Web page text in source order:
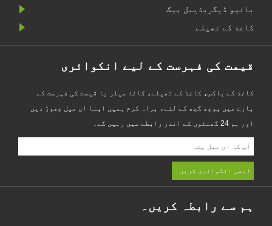
بائیو ڈیگریڈیبل بیگ
کاغذ کے تھیلے
قیمت کی فہرست کے لیے انکوائری
کاغذ کے باکس، کاغذ کے تھیلے، کاغذ میلر یا قیمت کی فہرست کے
بارے میں پوچھ گچھ کے لئے، براہ کرم ہمیں اپنا ای میل چھوڑ دیں
اور ہم 24 گھنٹوں کے اندر رابطے میں رہیں گے۔
ہم سے رابطہ کریں۔